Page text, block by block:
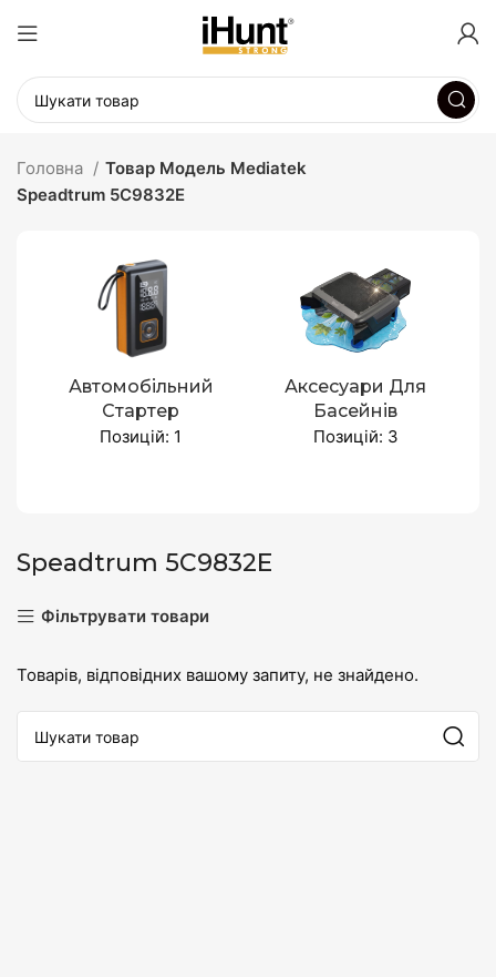
Головна
Товар Модель Mediatek
Speadtrum 5C9832E
Автомобільний
Стартер
Позицій: 1
Аксесуари Для
Басейнів
Позицій: 3
Speadtrum 5C9832E
Фільтрувати товари
Товарів, відповідних вашому запиту, не знайдено.